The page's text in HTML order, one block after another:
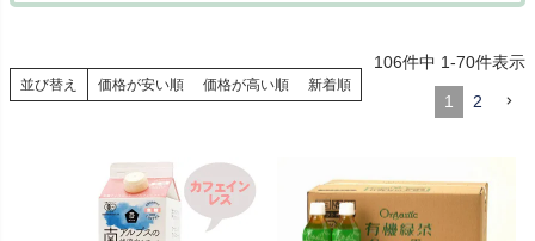
並び替え 価格が安い順 価格が高い順 新着順
106件中 1-70件表示
1 2